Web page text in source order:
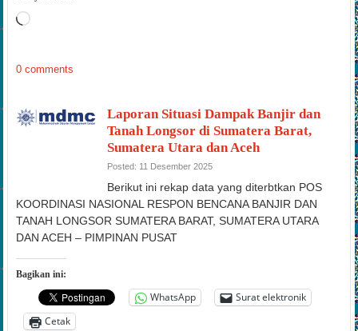
Memuat...
0 comments
Laporan Situasi Dampak Banjir dan
Tanah Longsor di Sumatera Barat,
Sumatera Utara dan Aceh
Posted: 11 Desember 2025
Berikut ini rekap data yang diterbtkan POS
KOORDINASI NASIONAL RESPON BENCANA BANJIR DAN
TANAH LONGSOR SUMATERA BARAT, SUMATERA UTARA
DAN ACEH – PIMPINAN PUSAT
Bagikan ini:
WhatsApp
Surat elektronik
Cetak